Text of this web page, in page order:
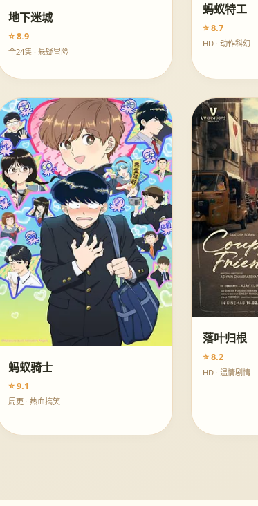
地下迷城
⭐ 8.9
全24集 · 悬疑冒险
蚂蚁特工
⭐ 8.7
HD · 动作科幻
蚂蚁骑士
⭐ 9.1
周更 · 热血搞笑
落叶归根
⭐ 8.2
HD · 温情剧情